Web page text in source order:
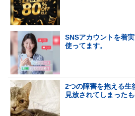
SNSアカウントを着
使ってます。
2つの障害を抱える生
見放されてしまった